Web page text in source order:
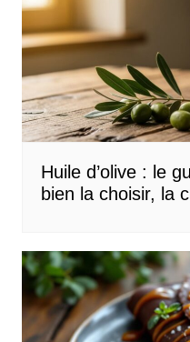
Huile d’olive : le
bien la choisir, la